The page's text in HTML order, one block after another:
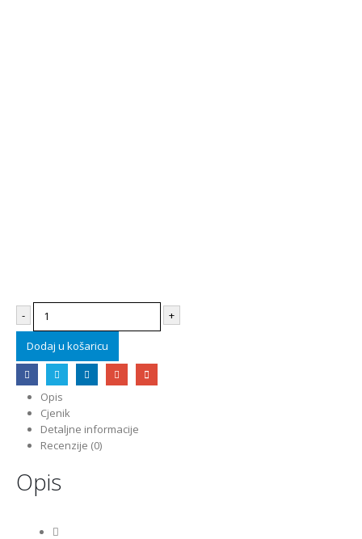
- +
Dodaj u košaricu
Opis
Cjenik
Detaljne informacije
Recenzije (0)
Opis